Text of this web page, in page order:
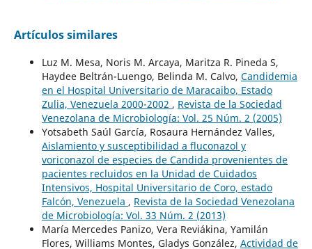
Artículos similares
Luz M. Mesa, Noris M. Arcaya, Maritza R. Pineda S,
Haydee Beltrán-Luengo, Belinda M. Calvo, Candidemia
en el Hospital Universitario de Maracaibo, Estado
Zulia, Venezuela 2000-2002 , Revista de la Sociedad
Venezolana de Microbiología: Vol. 25 Núm. 2 (2005)
Yotsabeth Saúl García, Rosaura Hernández Valles,
Aislamiento y susceptibilidad a fluconazol y
voriconazol de especies de Candida provenientes de
pacientes recluidos en la Unidad de Cuidados
Intensivos, Hospital Universitario de Coro, estado
Falcón, Venezuela , Revista de la Sociedad Venezolana
de Microbiología: Vol. 33 Núm. 2 (2013)
María Mercedes Panizo, Vera Reviákina, Yamilán
Flores, Williams Montes, Gladys González, Actividad de